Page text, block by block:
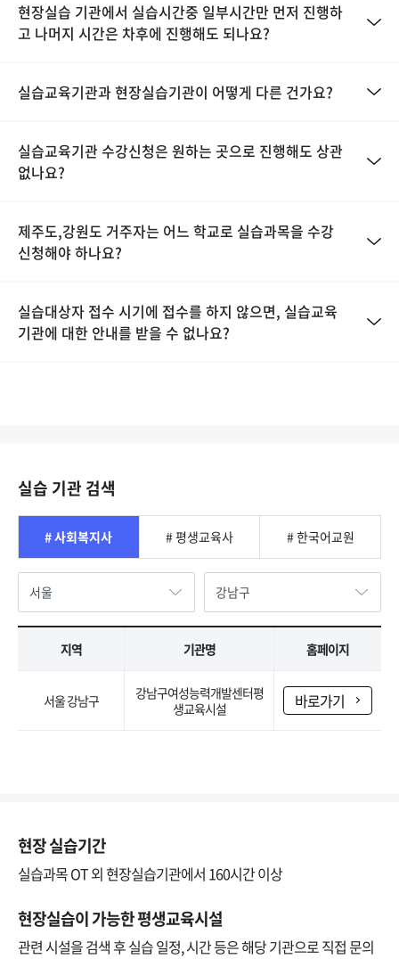
현장실습 기관에서 실습시간중 일부시간만 먼저 진행하
고 나머지 시간은 차후에 진행해도 되나요?
실습교육기관과 현장실습기관이 어떻게 다른 건가요?
실습교육기관 수강신청은 원하는 곳으로 진행해도 상관
없나요?
제주도,강원도 거주자는 어느 학교로 실습과목을 수강
신청해야 하나요?
실습대상자 접수 시기에 접수를 하지 않으면, 실습교육
기관에 대한 안내를 받을 수 없나요?
실습 기관 검색
# 사회복지사 # 평생교육사 # 한국어교원
지역 기관명 홈페이지
서울 강남구
강남구여성능력개발센터평
생교육시설
바로가기
현장 실습기간
실습과목 OT 외 현장실습기관에서 160시간 이상
현장실습이 가능한 평생교육시설
관련 시설을 검색 후 실습 일정, 시간 등은 해당 기관으로 직접 문의